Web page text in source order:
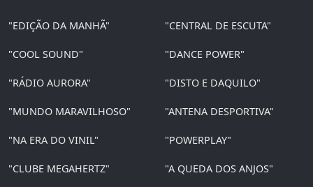
"EDIÇÃO DA MANHÃ" "CENTRAL DE ESCUTA"
"COOL SOUND" "DANCE POWER"
"RÁDIO AURORA" "DISTO E DAQUILO"
"MUNDO MARAVILHOSO" "ANTENA DESPORTIVA"
"NA ERA DO VINIL" "POWERPLAY"
"CLUBE MEGAHERTZ" "A QUEDA DOS ANJOS"